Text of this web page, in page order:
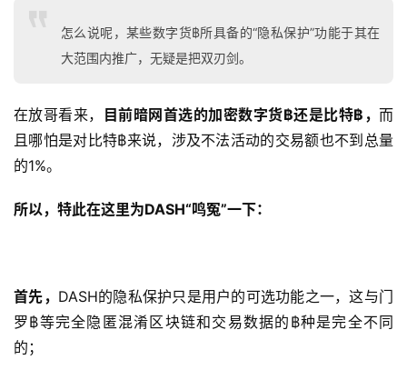
怎么说呢，某些数字货฿所具备的“隐私保护”功能于其在
大范围内推广，无疑是把双刃剑。
在放哥看来， 目前暗网首选的加密数字货฿还是比特฿，而
且哪怕是对比特฿来说，涉及不法活动的交易额也不到总量
的1%。
所以，特此在这里为DASH“鸣冤”一下：
首先， DASH的隐私保护只是用户的可选功能之一，这与门
罗฿等完全隐匿混淆区块链和交易数据的฿种是完全不同
的；